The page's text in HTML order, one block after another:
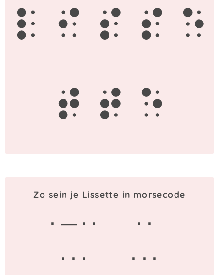
l i s s e
t t e
Zo sein je Lissette in morsecode
· — · ·
· ·
· · ·
· · ·